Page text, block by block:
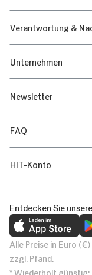
Verantwortung &
Unternehmen
Newsletter
FAQ
HIT-Konto
Entdecken Sie
Alle Preise in Euro
zzgl. Pfand.
* Wiederholt